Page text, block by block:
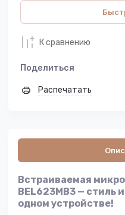
К сравнению
Поделиться
Распечатать
Встраиваемая
BEL623MB3 — стиль
одном устройстве!